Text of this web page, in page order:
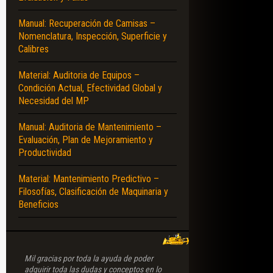
Manual: Recuperación de Camisas –
Nomenclatura, Inspección, Superficie y
Calibres
Material: Auditoria de Equipos –
Condición Actual, Efectividad Global y
Necesidad del MP
Manual: Auditoria de Mantenimiento –
Evaluación, Plan de Mejoramiento y
Productividad
Material: Mantenimiento Predictivo –
Filosofías, Clasificación de Maquinaria y
Beneficios
Mil gracias por toda la ayuda de poder
adquirir toda las dudas y conceptos en lo